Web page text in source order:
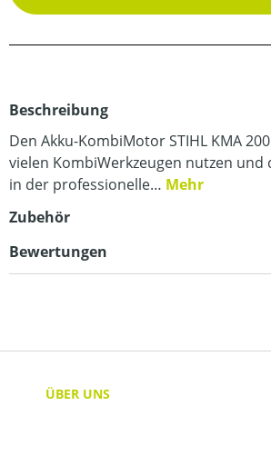
Beschreibung
Den Akku-KombiMotor STIHL KMA
vielen KombiWerkzeugen nutzen
in der professionelle… Mehr
Zubehör
Bewertungen
ÜBER UNS